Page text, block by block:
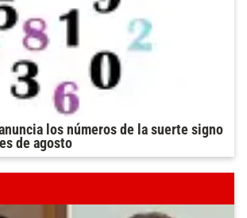
los números de la suerte signo
de agosto